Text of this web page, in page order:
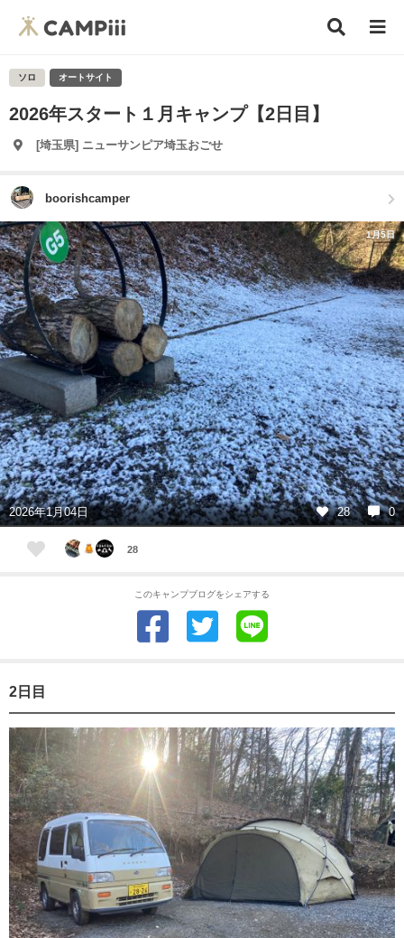
ソロ オートサイト
2026年スタート１月キャンプ【2日目】
[埼玉県] ニューサンピア埼玉おごせ
boorishcamper
1月5日
2026年1月04日 28 0
28
このキャンプブログをシェアする
2日目